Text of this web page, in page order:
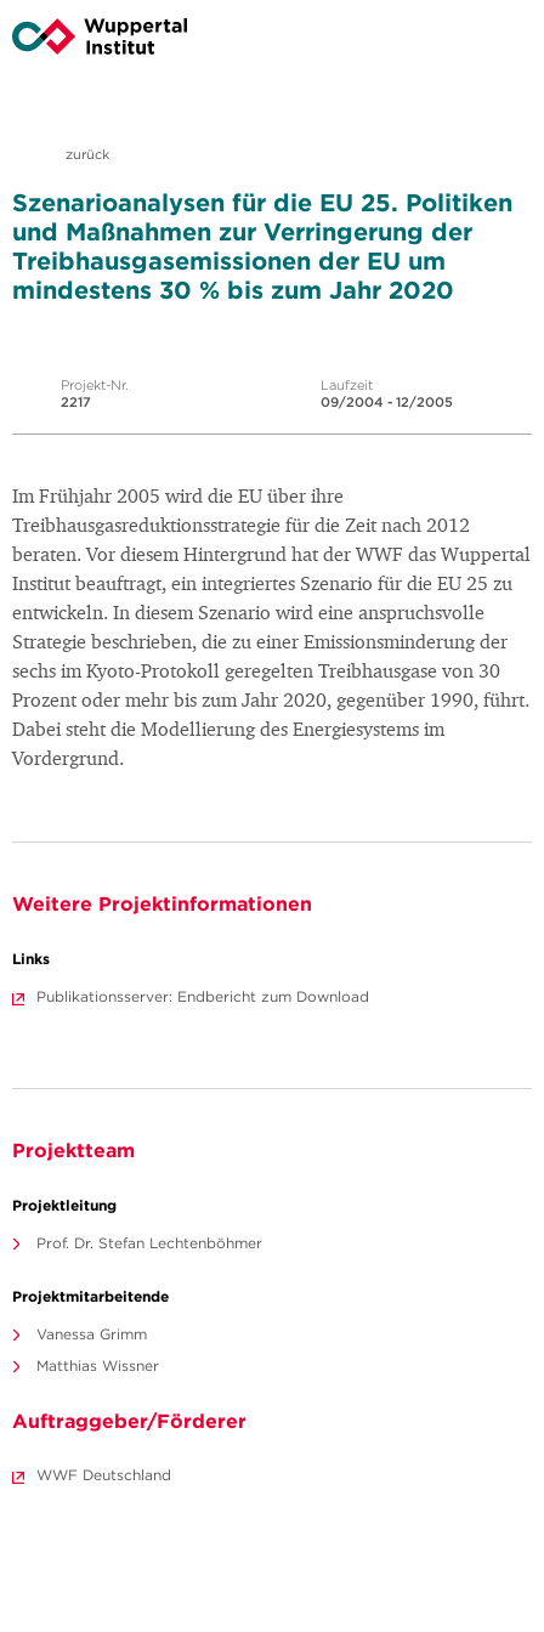
zurück
Szenarioanalysen für die EU 25. Politiken
und Maßnahmen zur Verringerung der
Treibhausgasemissionen der EU um
mindestens 30 % bis zum Jahr 2020
Projekt-Nr.
2217
Laufzeit
09/2004 - 12/2005
Im Frühjahr 2005 wird die EU über ihre
Treibhausgasreduktionsstrategie für die Zeit nach 2012
beraten. Vor diesem Hintergrund hat der WWF das Wuppertal
Institut beauftragt, ein integriertes Szenario für die EU 25 zu
entwickeln. In diesem Szenario wird eine anspruchsvolle
Strategie beschrieben, die zu einer Emissionsminderung der
sechs im Kyoto-Protokoll geregelten Treibhausgase von 30
Prozent oder mehr bis zum Jahr 2020, gegenüber 1990, führt.
Dabei steht die Modellierung des Energiesystems im
Vordergrund.
Weitere Projektinformationen
Links
Publikationsserver: Endbericht zum Download
Projektteam
Projektleitung
Prof. Dr. Stefan Lechtenböhmer
Projektmitarbeitende
Vanessa Grimm
Matthias Wissner
Auftraggeber/Förderer
WWF Deutschland